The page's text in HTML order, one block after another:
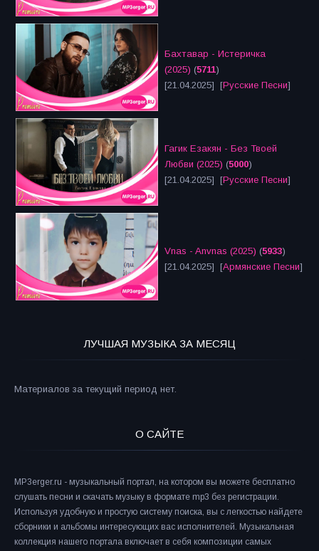
Бахтавар - Истеричка
(2025) (5711)
[21.04.2025] [Русские Песни]
Гагик Езакян - Без Твоей
Любви (2025) (5000)
[21.04.2025] [Русские Песни]
Vnas - Anvnas (2025) (5933)
[21.04.2025] [Армянские Песни]
ЛУЧШАЯ МУЗЫКА ЗА МЕСЯЦ
Материалов за текущий период нет.
О САЙТЕ
MP3erger.ru - музыкальный портал, на котором вы можете бесплатно
слушать песни и скачать музыку в формате mp3 без регистрации.
Используя удобную и простую систему поиска, вы с легкостью найдете
сборники и альбомы интересующих вас исполнителей. Музыкальная
коллекция нашего портала включает в себя композиции самых